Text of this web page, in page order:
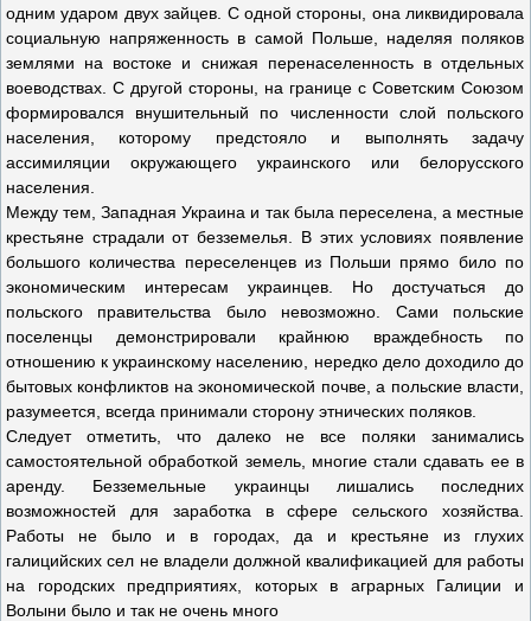
одним ударом двух зайцев. С одной стороны, она ликвидировала
социальную напряженность в самой Польше, наделяя поляков
землями на востоке и снижая перенаселенность в отдельных
воеводствах. С другой стороны, на границе с Советским Союзом
формировался внушительный по численности слой польского
населения, которому предстояло и выполнять задачу
ассимиляции окружающего украинского или белорусского
населения.
Между тем, Западная Украина и так была переселена, а местные
крестьяне страдали от безземелья. В этих условиях появление
большого количества переселенцев из Польши прямо било по
экономическим интересам украинцев. Но достучаться до
польского правительства было невозможно. Сами польские
поселенцы демонстрировали крайнюю враждебность по
отношению к украинскому населению, нередко дело доходило до
бытовых конфликтов на экономической почве, а польские власти,
разумеется, всегда принимали сторону этнических поляков.
Следует отметить, что далеко не все поляки занимались
самостоятельной обработкой земель, многие стали сдавать ее в
аренду. Безземельные украинцы лишались последних
возможностей для заработка в сфере сельского хозяйства.
Работы не было и в городах, да и крестьяне из глухих
галицийских сел не владели должной квалификацией для работы
на городских предприятиях, которых в аграрных Галиции и
Волыни было и так не очень много